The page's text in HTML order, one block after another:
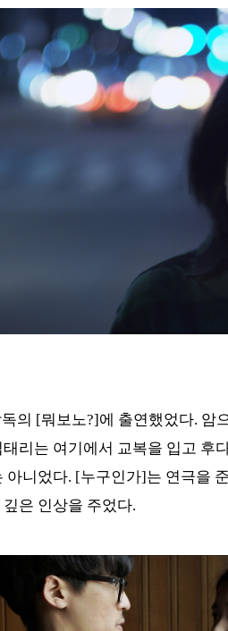
의 [뭐보노?]에 출연했었다. 암
리는 여기에서 교복을 입고 후
아니었다. [누구인가]는 연극을
은 인상을 주었다.